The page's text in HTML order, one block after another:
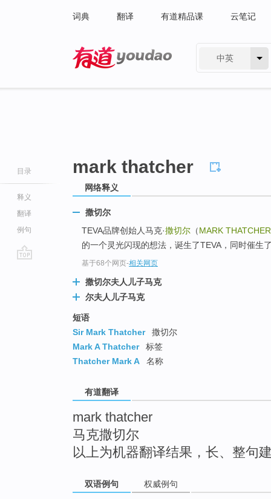
词典 翻译 有道精品课 云笔记
中英
目录
释义
翻译
例句
mark thatcher
网络释义
撒切尔
TEVA品牌创始人马克·撒切尔 （MARK THATCHER
的一个灵光闪现的想法，诞生了TEVA，同时催生
基于68个网页-相关网页
撒切尔夫人儿子马克
尔夫人儿子马克
短语
Sir Mark Thatcher
撒切尔
Mark A Thatcher
标签
Thatcher Mark A
名称
有道翻译
mark thatcher
马克撒切尔
以上为机器翻译结果，长、整句
双语例句 权威例句